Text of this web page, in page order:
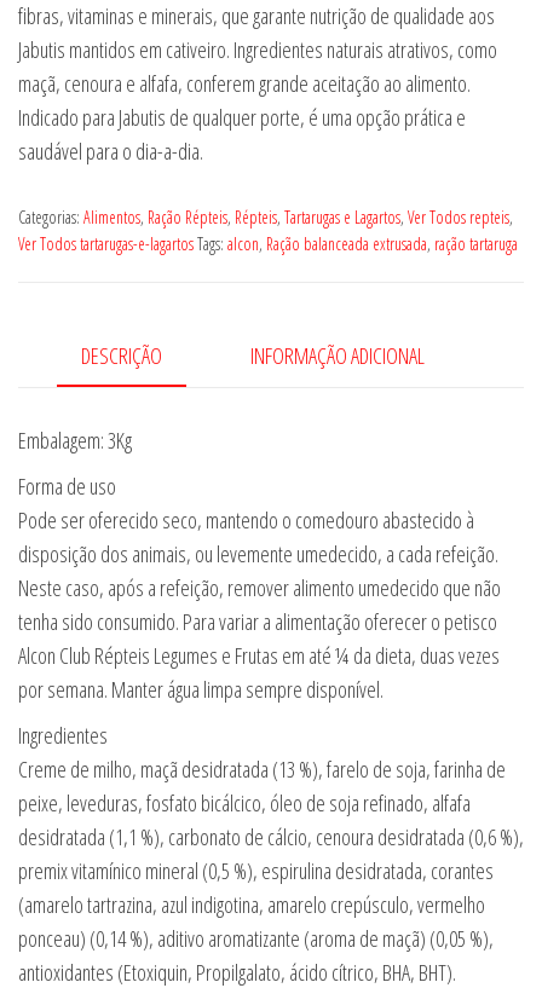
fibras, vitaminas e minerais, que garante nutrição de qualidade aos
Jabutis mantidos em cativeiro. Ingredientes naturais atrativos, como
maçã, cenoura e alfafa, conferem grande aceitação ao alimento.
Indicado para Jabutis de qualquer porte, é uma opção prática e
saudável para o dia-a-dia.
Categorias: Alimentos, Ração Répteis, Répteis, Tartarugas e Lagartos, Ver Todos repteis,
Ver Todos tartarugas-e-lagartosTags: alcon, Ração balanceada extrusada, ração tartaruga
DESCRIÇÃO INFORMAÇÃO ADICIONAL
Embalagem: 3Kg
Forma de uso
Pode ser oferecido seco, mantendo o comedouro abastecido à
disposição dos animais, ou levemente umedecido, a cada refeição.
Neste caso, após a refeição, remover alimento umedecido que não
tenha sido consumido. Para variar a alimentação oferecer o petisco
Alcon Club Répteis Legumes e Frutas em até ¼ da dieta, duas vezes
por semana. Manter água limpa sempre disponível.
Ingredientes
Creme de milho, maçã desidratada (13 %), farelo de soja, farinha de
peixe, leveduras, fosfato bicálcico, óleo de soja refinado, alfafa
desidratada (1,1 %), carbonato de cálcio, cenoura desidratada (0,6 %),
premix vitamínico mineral (0,5 %), espirulina desidratada, corantes
(amarelo tartrazina, azul indigotina, amarelo crepúsculo, vermelho
ponceau) (0,14 %), aditivo aromatizante (aroma de maçã) (0,05 %),
antioxidantes (Etoxiquin, Propilgalato, ácido cítrico, BHA, BHT).